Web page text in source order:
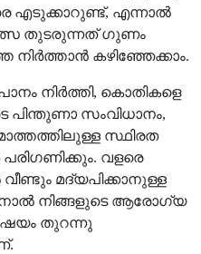
എടുക്കാറുണ്ട്, എന്നാൽ
തുടരുന്നത് ഗുണം
നിർത്താൻ കഴിഞ്ഞേക്കാം.
നിർത്തി, കൊതികളെ
പിന്തുണാ സംവിധാനം,
സ്ഥിരത
വളരെ
മദ്യപിക്കാനുള്ള
നിങ്ങളുടെ ആരോഗ്യ
തുറന്നു